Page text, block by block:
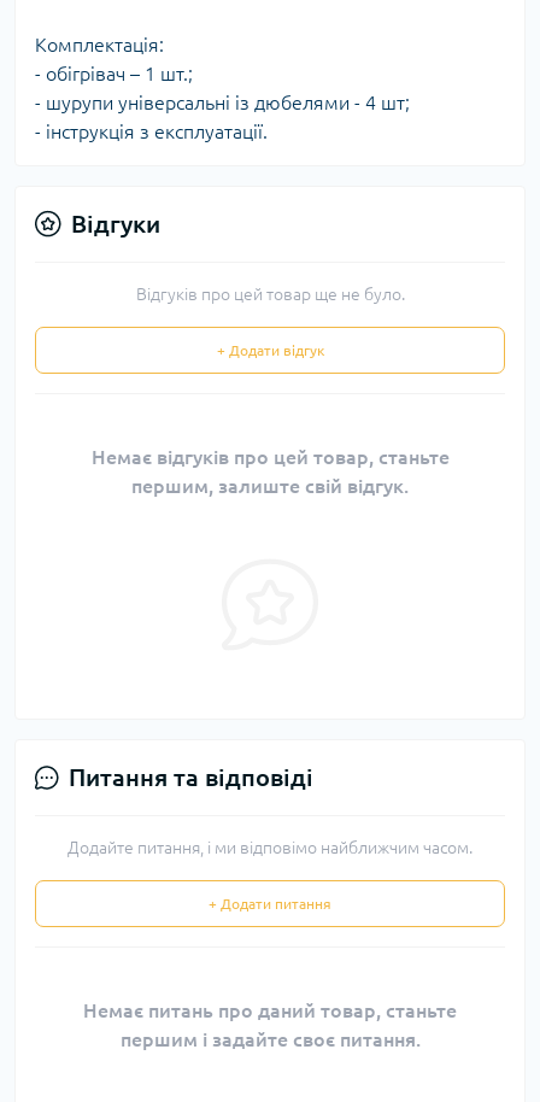
Комплектація:
- обігрівач – 1 шт.;
- шурупи універсальні із дюбелями - 4 шт;
- інструкція з експлуатації.
Відгуки
Відгуків про цей товар ще не було.
+ Додати відгук
Немає відгуків про цей товар, станьте
першим, залиште свій відгук.
Питання та відповіді
Додайте питання, і ми відповімо найближчим часом.
+ Додати питання
Немає питань про даний товар, станьте
першим і задайте своє питання.